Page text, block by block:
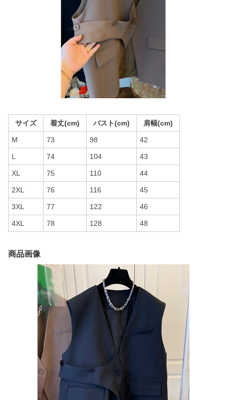
サイズ 着丈(cm) バスト(cm) 肩幅(cm)
M 73 98 42
L 74 104 43
XL 75 110 44
2XL 76 116 45
3XL 77 122 46
4XL 78 128 48
商品画像